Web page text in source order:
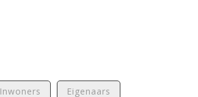
Inwoners Eigenaars